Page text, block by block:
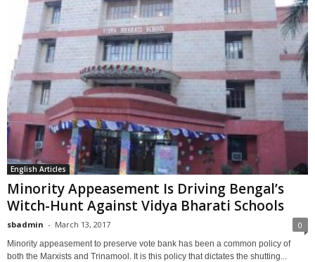
English Articles
Minority Appeasement Is Driving Bengal’s
Witch-Hunt Against Vidya Bharati Schools
sbadmin - March 13, 2017 0
Minority appeasement to preserve vote bank has been a common policy of
both the Marxists and Trinamool. It is this policy that dictates the shutting...